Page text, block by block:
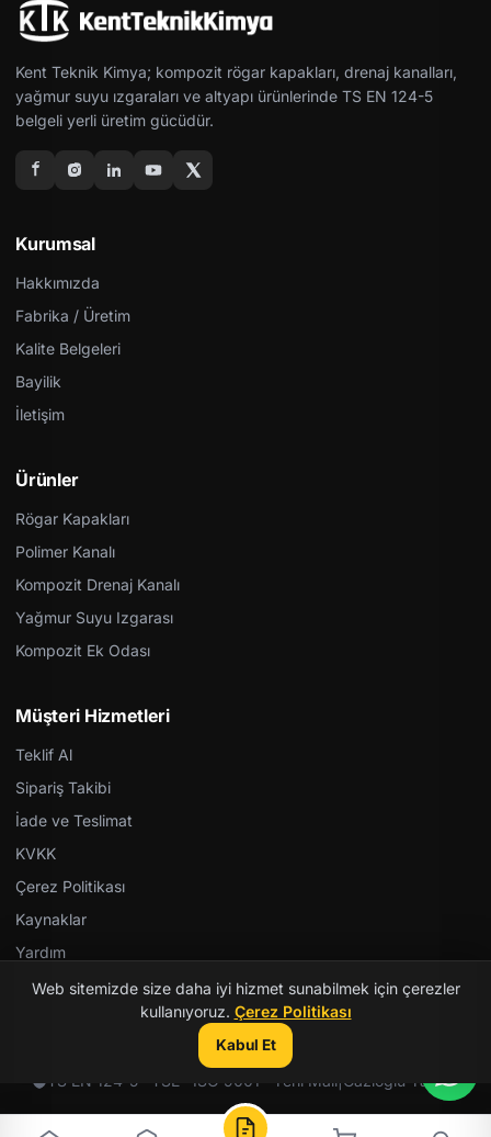
Kent Teknik Kimya; kompozit rögar kapakları, drenaj kanalları,
yağmur suyu ızgaraları ve altyapı ürünlerinde TS EN 124-5
belgeli yerli üretim gücüdür.
Kurumsal
Hakkımızda
Fabrika / Üretim
Kalite Belgeleri
Bayilik
İletişim
Ürünler
Rögar Kapakları
Polimer Kanalı
Kompozit Drenaj Kanalı
Yağmur Suyu Izgarası
Kompozit Ek Odası
Müşteri Hizmetleri
Teklif Al
Sipariş Takibi
İade ve Teslimat
KVKK
Çerez Politikası
Kaynaklar
Yardım
© 2026 Kent Teknik Kimya. Tüm hakları saklıdır.
TS EN 124-5 · TSE · ISO 9001 · Yerli Malı|Gazioğlu Yazılım
Web sitemizde size daha iyi hizmet sunabilmek için çerezler
kullanıyoruz. Çerez Politikası
Kabul Et